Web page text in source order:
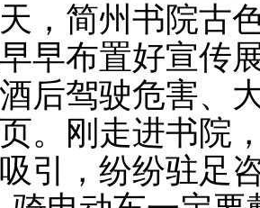
，简州书院古
早布置好宣传
后驾驶危害、
。刚走进书院
引，纷纷驻足